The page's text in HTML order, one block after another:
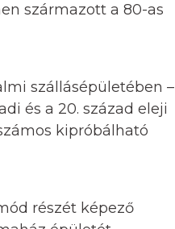
származott a 80-as
szállásépületében –
és a 20. század eleji
kipróbálható
részét képező